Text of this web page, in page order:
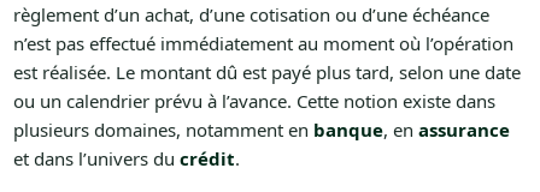
règlement d’un achat, d’une cotisation ou d’une échéance
n’est pas effectué immédiatement au moment où l’opération
est réalisée. Le montant dû est payé plus tard, selon une date
ou un calendrier prévu à l’avance. Cette notion existe dans
plusieurs domaines, notamment en banque, en assurance
et dans l’univers du crédit.